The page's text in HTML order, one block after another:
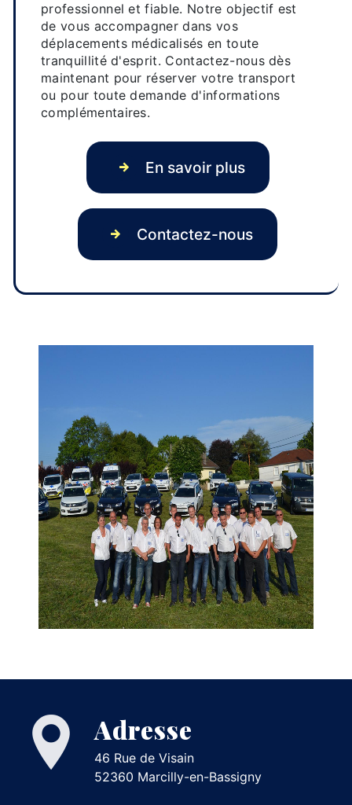
professionnel et fiable. Notre objectif est
de vous accompagner dans vos
déplacements médicalisés en toute
tranquillité d'esprit. Contactez-nous dès
maintenant pour réserver votre transport
ou pour toute demande d'informations
complémentaires.
En savoir plus
Contactez-nous
Adresse
46 Rue de Visain
52360 Marcilly-en-Bassigny